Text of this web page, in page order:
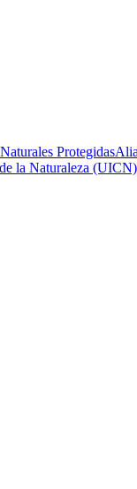
Protegidas
la Naturaleza (UICN)